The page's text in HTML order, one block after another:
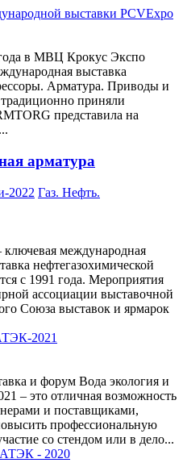
выставки PCVExpo
в МВЦ Крокус Экспо
выставка
Арматура. Приводы и
приняли
представила на
арматура
Газ. Нефть.
международная
нефтегазохимической
с 1991 года. Мероприятия
ассоциации выставочной
Союза выставок и ярмарок
2021
и форум Вода экология и
– это отличная возможность
и поставщиками,
профессиональную
со стендом или в дело...
- 2020